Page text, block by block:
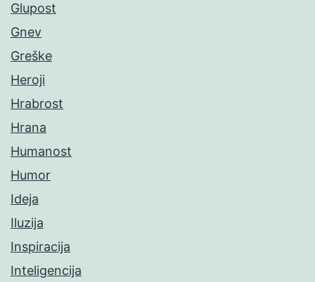
Glupost
Gnev
Greške
Heroji
Hrabrost
Hrana
Humanost
Humor
Ideja
Iluzija
Inspiracija
Inteligencija